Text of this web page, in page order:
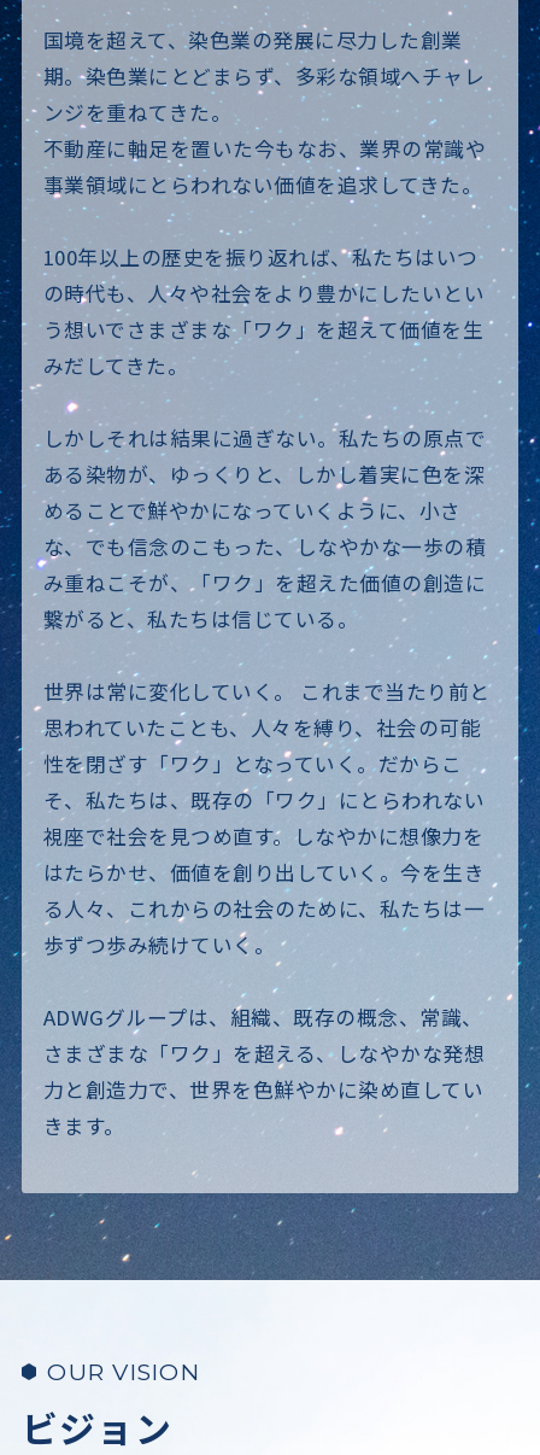
国境を超えて、染色業の発展に尽力した創業
期。染色業にとどまらず、多彩な領域へチャレ
ンジを重ねてきた。
不動産に軸足を置いた今もなお、業界の常識や
事業領域にとらわれない価値を追求してきた。
100年以上の歴史を振り返れば、私たちはいつ
の時代も、人々や社会をより豊かにしたいとい
う想いで さまざまな「ワク」を超えて価値を生
みだしてきた。
しかしそれは結果に過ぎない。私たちの原点で
ある染物が、ゆっくりと、
しかし着実に色を深
めることで鮮やかになっていくように、 小さ
な、でも信念のこもった、しなやかな一歩の積
み重ねこそが、「ワク」を超えた価値の創造に
繋がると、私たちは信じている。
世界は常に変化していく。
これまで当たり前と
思われていたことも、人々を縛り、社会の可能
性を閉ざす「ワク」となっていく。だからこ
そ、私たちは、既存の「ワク」にとらわれない
視座で社会を見つめ直す。 しなやかに想像力を
はたらかせ、価値を創り出していく。今を生き
る人々、これからの社会のために、私たちは一
歩ずつ歩み続けていく。
ADWGグループは、組織、既存の概念、常識、
さまざまな「ワク」を超える、 しなやかな発想
力と創造力で、世界を色鮮やかに染め直してい
きます。
OUR VISION
ビジョン